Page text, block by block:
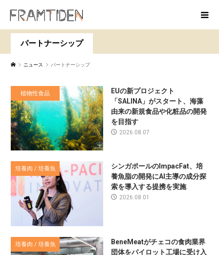
パートナーシップ
ニュース パートナーシップ
植物性食品
EUの新プロジェクト
「SALINA」がスタート、海藻
由来の新規食品や化粧品の開発
を目指す
2026.08.07
培養肉 / 培養魚
シンガポールのImpacFat、培
養魚脂の開発にAI主導の成分探
索を導入する提携を実施
2026.08.01
培養肉 / 培養魚
BeneMeatがチェコの食肉業界
団体をパイロット工場に受け入